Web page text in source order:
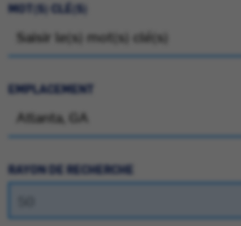
MOT(S) CLÉ(S)
EMPLACEMENT
RAYON DE RECHERCHE